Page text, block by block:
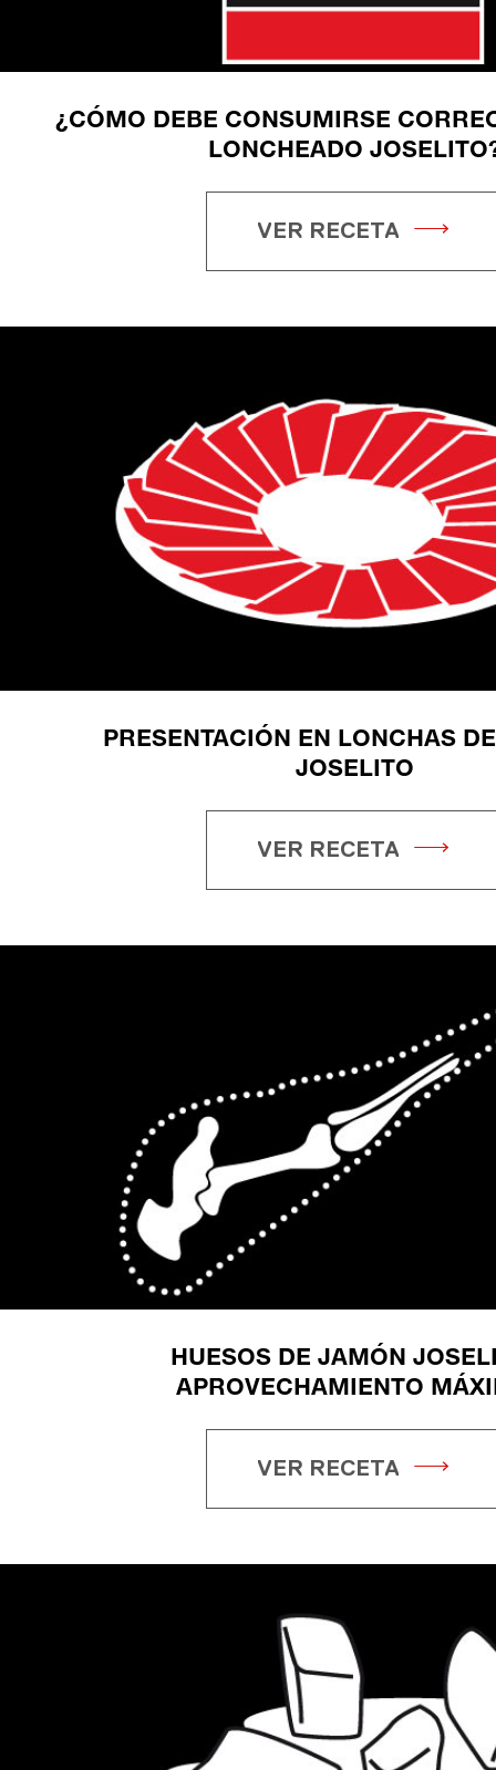
¿CÓMO DEBE CONSUMIRSE
LONCHEADO
VER RECETA
PRESENTACIÓN EN LONCHAS
JOSELITO
VER RECETA
HUESOS DE JAMÓN
APROVECHAMIENTO
VER RECETA